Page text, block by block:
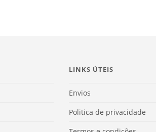
LINKS ÚTEIS
Envios
Politica de privacidade